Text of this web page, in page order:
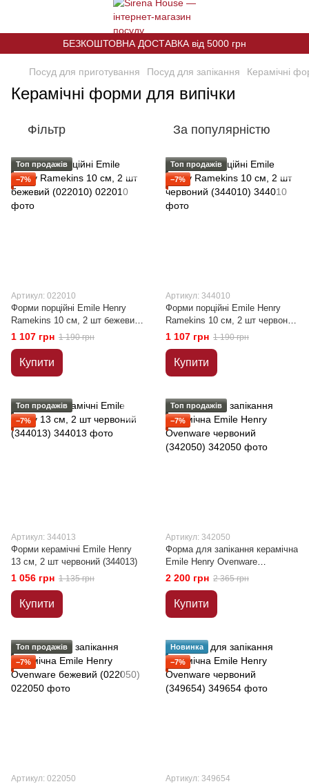
БЕЗКОШТОВНА ДОСТАВКА від 5000 грн
Посуд для приготування Посуд для запікання Керамічні
Керамічні форми для випічки
Фільтр За популярністю
Топ продажів
−7%
Артикул: 022010
Форми порційні Emile Henry
Ramekins 10 см, 2 шт бежевий
(022010)
1 107 грн 1 190 грн
Купити
Топ продажів
−7%
Артикул: 344010
Форми порційні Emile Henry
Ramekins 10 см, 2 шт червоний
(344010)
1 107 грн 1 190 грн
Купити
Топ продажів
−7%
Артикул: 344013
Форми керамічні Emile Henry
13 см, 2 шт червоний (344013)
1 056 грн 1 135 грн
Купити
Топ продажів
−7%
Артикул: 342050
Форма для запікання керамічна
Emile Henry Ovenware
червоний (342050)
2 200 грн 2 365 грн
Купити
Топ продажів
−7%
Артикул: 022050
Новинка
−7%
Артикул: 349654